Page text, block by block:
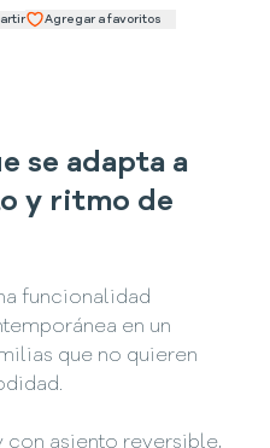
Agregar a favoritos
se adapta a
y ritmo de
funcionalidad
en un
que no quieren
con asiento reversible,